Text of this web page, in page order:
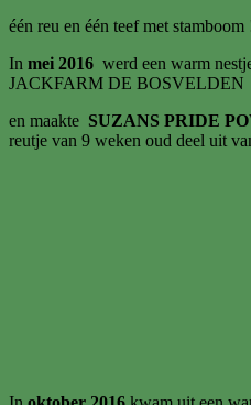
één reu en één teef met stamboom
In mei 2016 werd een warm
JACKFARM DE BOSVELDEN
en maakte SUZANS PRIDE
reutje van 9 weken oud deel uit